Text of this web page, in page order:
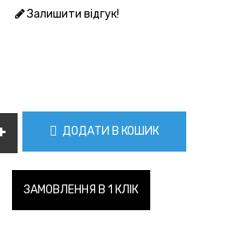
Залишити відгук!
ДОДАТИ В КОШИК
ЗАМОВЛЕННЯ В 1 КЛІК